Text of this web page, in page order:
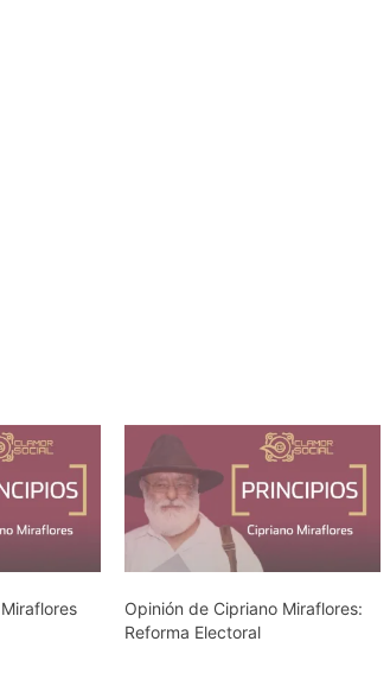
Opinión de Cipriano Miraflores:
Reforma Electoral